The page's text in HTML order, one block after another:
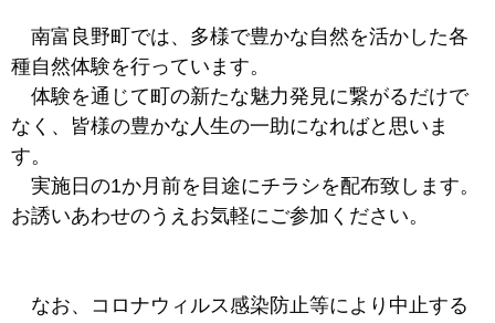
南富良野町では、多様で豊かな自然を活かした各
種自然体験を行っています。
体験を通じて町の新たな魅力発見に繋がるだけで
なく、皆様の豊かな人生の一助になればと思いま
す。
実施日の1か月前を目途にチラシを配布致します。
お誘いあわせのうえお気軽にご参加ください。
なお、コロナウィルス感染防止等により中止する